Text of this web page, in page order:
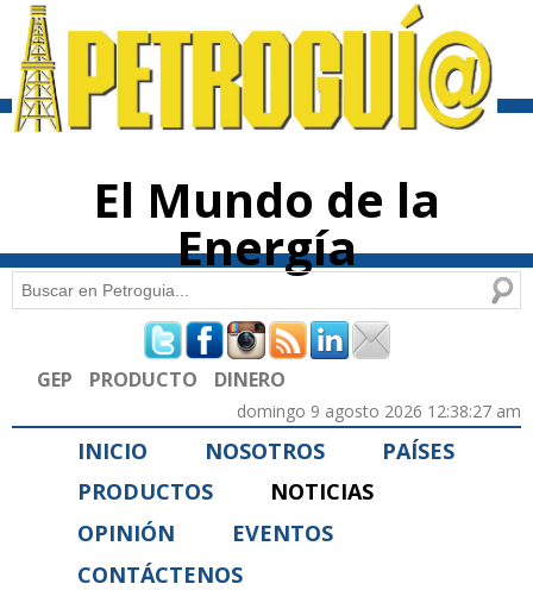
contenido
El Mundo de la
Energía
Formulario de búsqueda
Buscar
GEP PRODUCTO DINERO
domingo 9 agosto 2026 12:38:27 am
INICIO NOSOTROS
PAÍSES
PRODUCTOS
NOTICIAS
OPINIÓN
EVENTOS
CONTÁCTENOS